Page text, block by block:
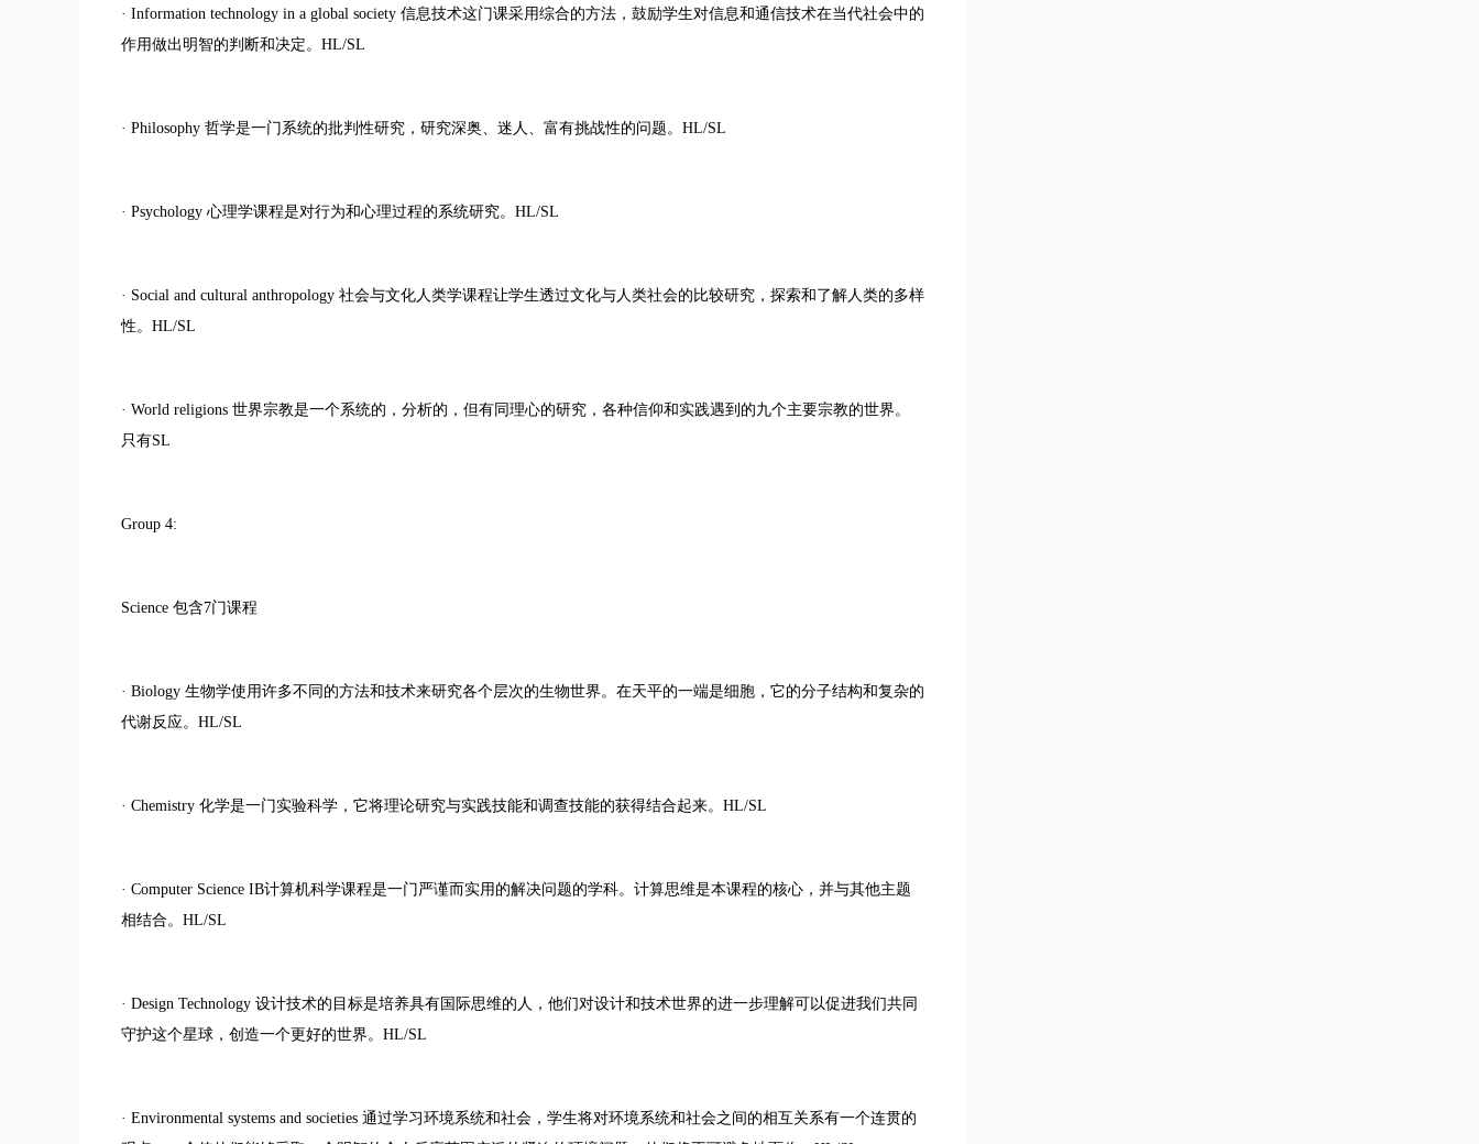
· Information technology in a global society 信息技术这门课采用综合的方法，鼓励学生对信息和通信技术在当代社会中的
作用做出明智的判断和决定。HL/SL
· Philosophy 哲学是一门系统的批判性研究，研究深奥、迷人、富有挑战性的问题。HL/SL
· Psychology 心理学课程是对行为和心理过程的系统研究。HL/SL
· Social and cultural anthropology 社会与文化人类学课程让学生透过文化与人类社会的比较研究，探索和了解人类的多样
性。HL/SL
· World religions 世界宗教是一个系统的，分析的，但有同理心的研究，各种信仰和实践遇到的九个主要宗教的世界。
只有SL
Group 4:
Science 包含7门课程
· Biology 生物学使用许多不同的方法和技术来研究各个层次的生物世界。在天平的一端是细胞，它的分子结构和复杂的
代谢反应。HL/SL
· Chemistry 化学是一门实验科学，它将理论研究与实践技能和调查技能的获得结合起来。HL/SL
· Computer Science IB计算机科学课程是一门严谨而实用的解决问题的学科。计算思维是本课程的核心，并与其他主题
相结合。HL/SL
· Design Technology 设计技术的目标是培养具有国际思维的人，他们对设计和技术世界的进一步理解可以促进我们共同
守护这个星球，创造一个更好的世界。HL/SL
· Environmental systems and societies 通过学习环境系统和社会，学生将对环境系统和社会之间的相互关系有一个连贯的